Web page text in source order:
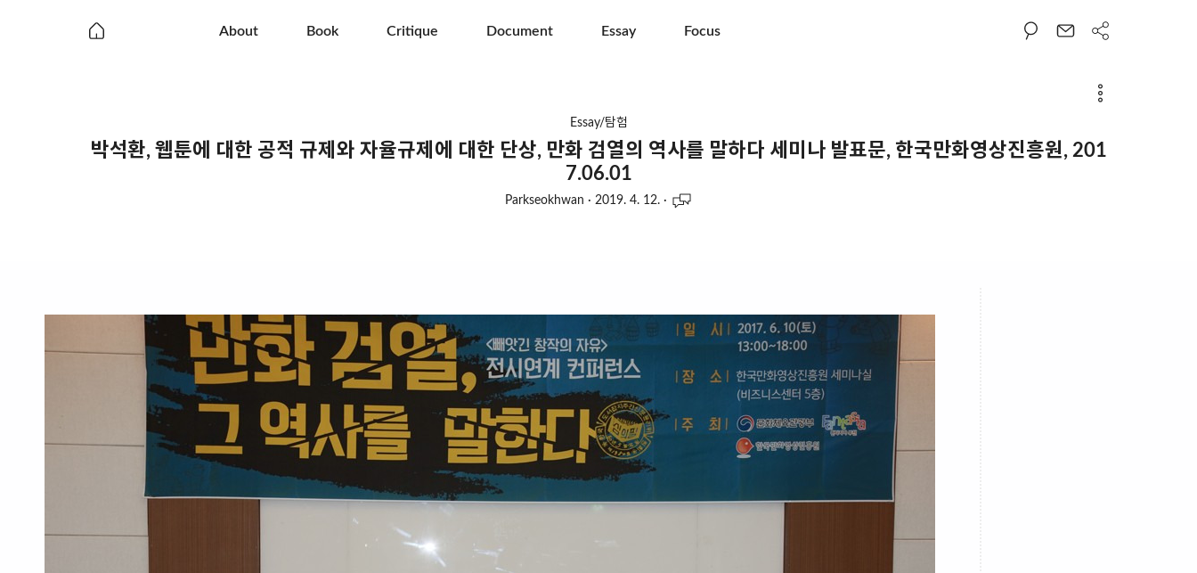
About Book Critique Document Essay Focus
Essay/탐험
박석환, 웹툰에 대한 공적 규제와 자율규제에 대한 단상, 만화 검열의 역사를 말하다 세미나 발표문, 한국만화영상진흥원, 201
7.06.01
Parkseokhwan · 2019. 4. 12. ·